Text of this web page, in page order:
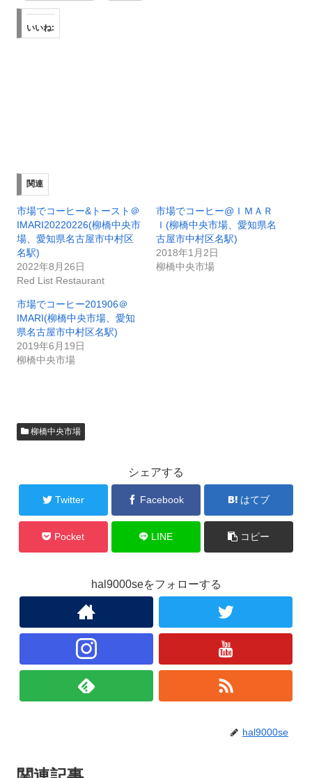
いいね:
関連
市場でコーヒー&トースト＠
IMARI20220226(柳橋中央市
場、愛知県名古屋市中村区
名駅)
2022年8月26日
Red List Restaurant
市場でコーヒー@ＩＭＡＲ
Ｉ(柳橋中央市場、愛知県名
古屋市中村区名駅)
2018年1月2日
柳橋中央市場
市場でコーヒー201906＠
IMARI(柳橋中央市場、愛知
県名古屋市中村区名駅)
2019年6月19日
柳橋中央市場
柳橋中央市場
シェアする
Twitter Facebook はてブ
Pocket LINE コピー
hal9000seをフォローする
hal9000se